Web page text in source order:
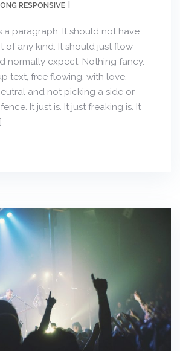
RESPONSIVE
a paragraph. It should not have
of any kind. It should just flow
normally expect. Nothing fancy.
text, free flowing, with love.
and not picking a side or
It just is. It just freaking is. It